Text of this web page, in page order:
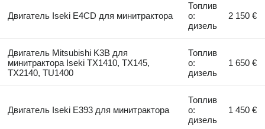
Двигатель Iseki E4CD для минитрактора
Топлив
о:
дизель
2 150 €
Двигатель Mitsubishi K3B для
минитрактора Iseki TX1410, TX145,
TX2140, TU1400
Топлив
о:
дизель
1 650 €
Двигатель Iseki E393 для минитрактора
Топлив
о:
дизель
1 450 €